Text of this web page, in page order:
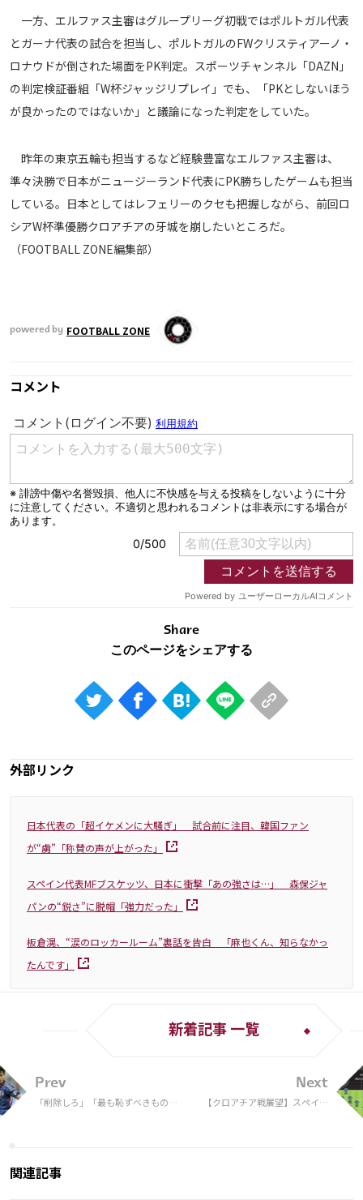
ご利用にあたって
プライバシーポリシー
お問い合わせ
一方、エルファス主審はグループリーグ初戦ではポルトガル代表
とガーナ代表の試合を担当し、ポルトガルのFWクリスティアーノ・
ロナウドが倒された場面をPK判定。スポーツチャンネル「DAZN」
の判定検証番組「W杯ジャッジリプレイ」でも、「PKとしないほう
が良かったのではないか」と議論になった判定をしていた。
昨年の東京五輪も担当するなど経験豊富なエルファス主審は、
準々決勝で日本がニュージーランド代表にPK勝ちしたゲームも担当
している。日本としてはレフェリーのクセも把握しながら、前回ロ
シアW杯準優勝クロアチアの牙城を崩したいところだ。
（FOOTBALL ZONE編集部）
powered by FOOTBALL ZONE
コメント
Share
外部リンク
日本代表の「超イケメンに大騒ぎ」 試合前に注目、韓国ファン
が“虜”「称賛の声が上がった」
スペイン代表MFブスケッツ、日本に衝撃「あの強さは…」 森保ジャ
パンの“鋭さ”に脱帽「強力だった」
板倉滉、“涙のロッカールーム”裏話を告白 「麻也くん、知らなかっ
たんです」
Prev
「削除しろ」「最も恥ずべきもの
新着記事 一覧
Next
【クロアチア戦展望】スペイン
関連記事